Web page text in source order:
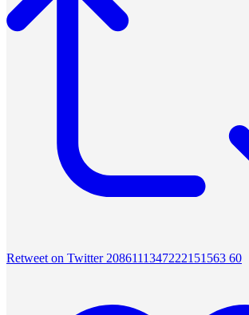
Retweet on Twitter 2086111347222151563 60